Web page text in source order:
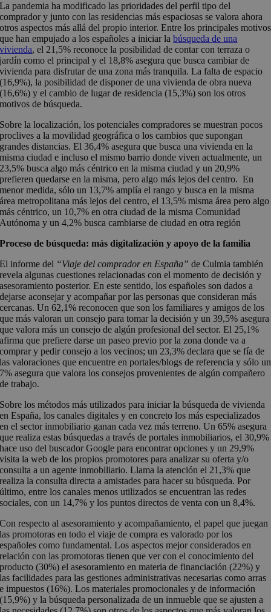
La pandemia ha modificado las prioridades del perfil tipo del
comprador y junto con las residencias más espaciosas se valora ahora
otros aspectos más allá del propio interior. Entre los principales motivos
que han empujado a los españoles a iniciar labúsqueda de una
vivienda, el 21,5% reconoce la posibilidad de contar con terraza o
jardín como el principal y el 18,8% asegura que busca cambiar de
vivienda para disfrutar de una zona más tranquila. La falta de espacio
(16,9%), la posibilidad de disponer de una vivienda de obra nueva
(16,6%) y el cambio de lugar de residencia (15,3%) son los otros
motivos de búsqueda.
Sobre la localización, los potenciales compradores se muestran pocos
proclives a la movilidad geográfica o los cambios que supongan
grandes distancias. El 36,4% asegura que busca una vivienda en la
misma ciudad e incluso el mismo barrio donde viven actualmente, un
23,5% busca algo más céntrico en la misma ciudad y un 20,9%
prefieren quedarse en la misma, pero algo más lejos del centro. En
menor medida, sólo un 13,7% amplía el rango y busca en la misma
área metropolitana más lejos del centro, el 13,5% misma área pero algo
más céntrico, un 10,7% en otra ciudad de la misma Comunidad
Autónoma y un 4,2% busca cambiarse de ciudad en otra región
Proceso de búsqueda: más digitalización y apoyo de la familia
El informe del “Viaje del comprador en España”de Culmia también
revela algunas cuestiones relacionadas con el momento de decisión y
asesoramiento posterior. En este sentido, los españoles son dados a
dejarse aconsejar y acompañar por las personas que consideran más
cercanas. Un 62,1% reconocen que son los familiares y amigos de los
que más valoran un consejo para tomar la decisión y un 39,5% asegura
que valora más un consejo de algún profesional del sector. El 25,1%
afirma que prefiere darse un paseo previo por la zona donde va a
comprar y pedir consejo a los vecinos; un 23,3% declara que se fía de
las valoraciones que encuentre en portales/blogs de referencia y sólo un
7% asegura que valora los consejos provenientes de algún compañero
de trabajo.
Sobre los métodos más utilizados para iniciar la búsqueda de vivienda
en España, los canales digitales y en concreto los más especializados
en el sector inmobiliario ganan cada vez más terreno. Un 65% asegura
que realiza estas búsquedas a través de portales inmobiliarios, el 30,9%
hace uso del buscador Google para encontrar opciones y un 29,9%
visita la web de los propios promotores para analizar su oferta y/o
consulta a un agente inmobiliario. Llama la atención el 21,3% que
realiza la consulta directa a amistades para hacer su búsqueda. Por
último, entre los canales menos utilizados se encuentran las redes
sociales, con un 14,7% y los puntos directos de venta con un 8,4%.
Con respecto al asesoramiento y acompañamiento, el papel que juegan
las promotoras en todo el viaje de compra es valorado por los
españoles como fundamental. Los aspectos mejor considerados en
relación con las promotoras tienen que ver con el conocimiento del
producto (30%) el asesoramiento en materia de financiación (22%) y
las facilidades para las gestiones administrativas necesarias como arras
e impuestos (16%). Los materiales promocionales y de información
(15,9%) y la búsqueda personalizada de un inmueble que se ajusten a